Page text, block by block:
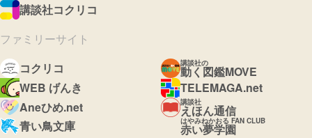
講談社コクリコ
ファミリーサイト
コクリコ
講談社の
動く図鑑MOVE
WEB げんき
TELEMAGA.net
Aneひめ.net
講談社
えほん通信
青い鳥文庫
はやみねかおる FAN CLUB
赤い夢学園